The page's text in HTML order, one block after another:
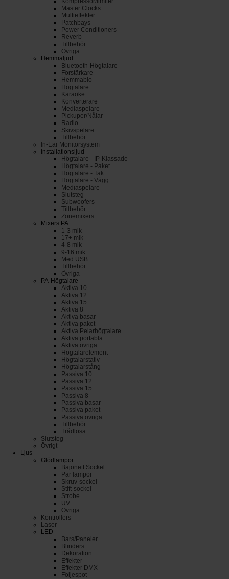
Master Clocks
Multieffekter
Patchbays
Power Conditioners
Reverb
Tillbehör
Övriga
Hemmaljud
Bluetooth-Högtalare
Förstärkare
Hemmabio
Högtalare
Karaoke
Konverterare
Mediaspelare
Pickuper/Nålar
Radio
Skivspelare
Tillbehör
In-Ear Monitorsystem
Installationsljud
Högtalare - IP-Klassade
Högtalare - Paket
Högtalare - Tak
Högtalare - Vägg
Mediaspelare
Slutsteg
Subwoofers
Tillbehör
Zonemixers
Mixers PA
1-3 mik
17+ mik
4-8 mik
9-16 mik
Med USB
Tillbehör
Övriga
PA-Högtalare
Aktiva 10
Aktiva 12
Aktiva 15
Aktiva 8
Aktiva basar
Aktiva paket
Aktiva Pelarhögtalare
Aktiva portabla
Aktiva övriga
Högtalarelement
Högtalarstativ
Högtalarstång
Passiva 10
Passiva 12
Passiva 15
Passiva 8
Passiva basar
Passiva paket
Passiva övriga
Tillbehör
Trådlösa
Slutsteg
Övrigt
Ljus
Glödlampor
Bajonett Sockel
Par lampor
Skruv-sockel
Stift-sockel
Strobe
UV
Övriga
Kontrollers
Laser
LED
Bars/Paneler
Blinders
Dekoration
Effekter
Effekter DMX
Följespot